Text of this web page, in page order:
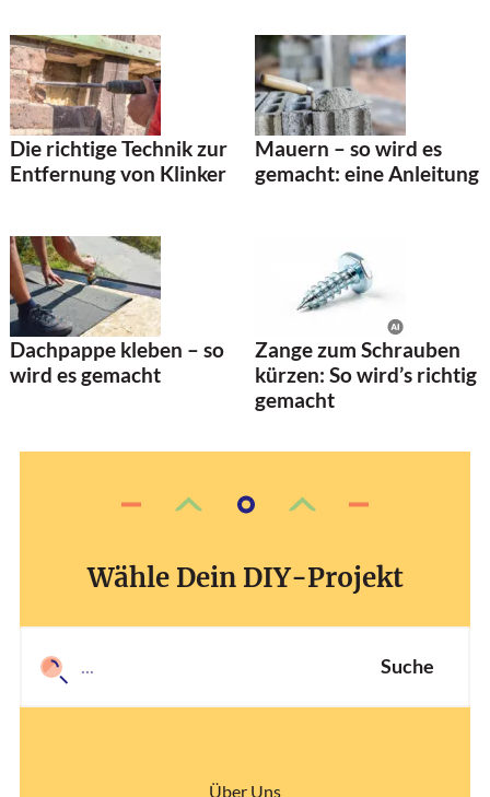
Die richtige Technik zur
Entfernung von Klinker
Mauern – so wird es
gemacht: eine Anleitung
Dachpappe kleben – so
wird es gemacht
Zange zum Schrauben
kürzen: So wird’s richtig
gemacht
Wähle Dein DIY-Projekt
Suche
Über Uns